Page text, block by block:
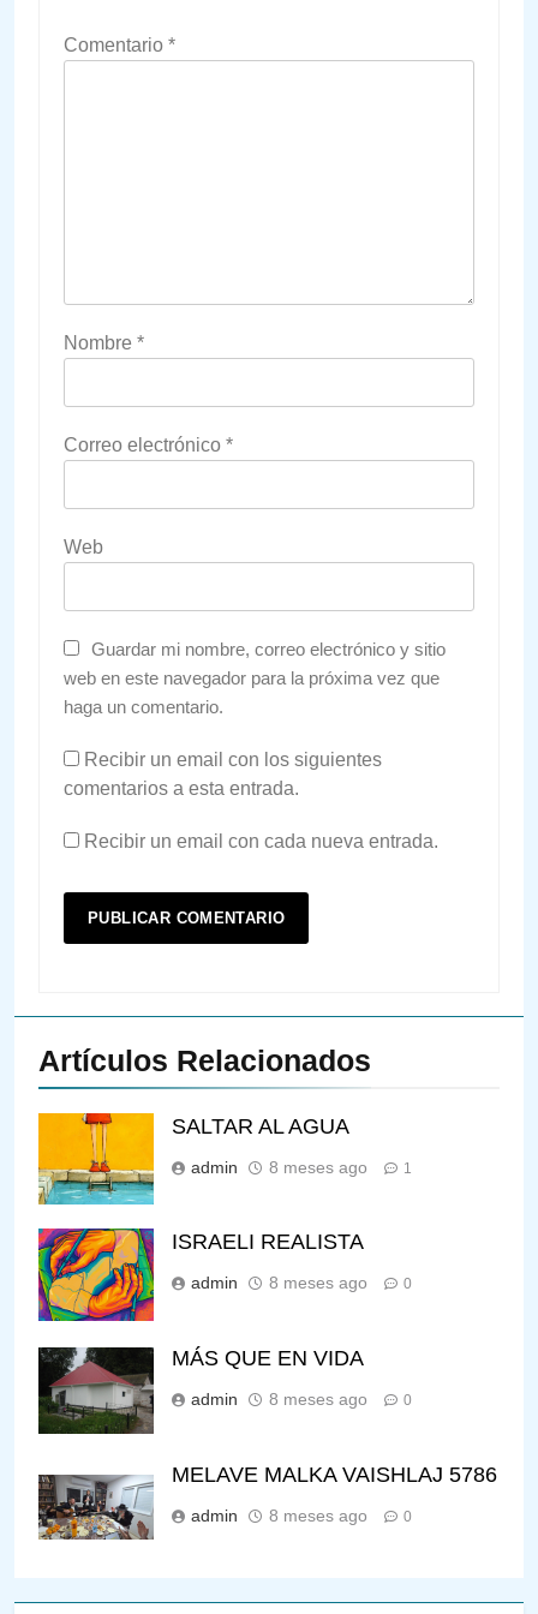
Comentario *
Nombre *
Correo electrónico *
Web
Guardar mi nombre, correo electrónico y sitio
web en este navegador para la próxima vez que
haga un comentario.
Recibir un email con los siguientes
comentarios a esta entrada.
Recibir un email con cada nueva entrada.
Artículos Relacionados
SALTAR AL AGUA
admin 8 meses ago 1
ISRAELI REALISTA
admin 8 meses ago 0
MÁS QUE EN VIDA
admin 8 meses ago 0
MELAVE MALKA VAISHLAJ 5786
admin 8 meses ago 0